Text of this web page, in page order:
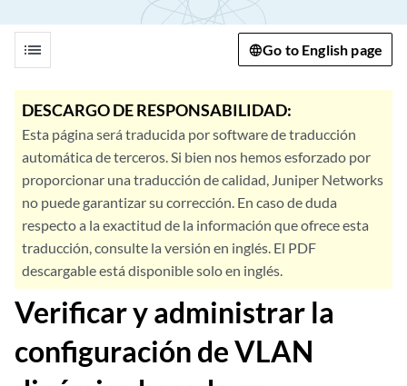
list Go to English page
DESCARGO DE RESPONSABILIDAD:
Esta página será traducida por software de traducción
automática de terceros. Si bien nos hemos esforzado por
proporcionar una traducción de calidad, Juniper Networks
no puede garantizar su corrección. En caso de duda
respecto a la exactitud de la información que ofrece esta
traducción, consulte la versión en inglés. El PDF
descargable está disponible solo en inglés.
Verificar y administrar la
configuración de VLAN